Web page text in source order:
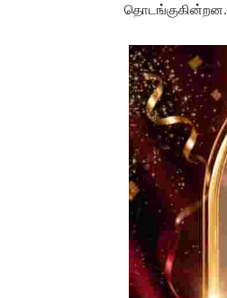
தொடங்குகின்றன.